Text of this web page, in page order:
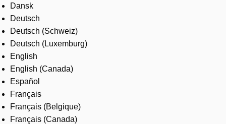
Services
About us
Where to buy
Contact us
Careers
Dansk
Deutsch
Deutsch (Schweiz)
Deutsch (Luxemburg)
English
English (Canada)
Español
Français
Français (Belgique)
Français (Canada)